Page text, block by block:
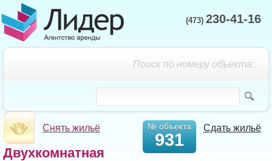
(473) 230-41-16
Поиск по номеру объекта:
Снять жильё Сдать жильё
№ объекта
931
Двухкомнатная